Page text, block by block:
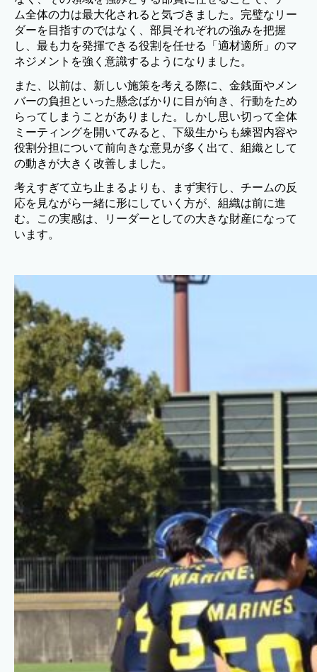
ム全体の力は最大化されると気づきました。完璧なリー
ダーを目指すのではなく、部員それぞれの強みを把握
し、最も力を発揮できる役割を任せる「適材適所」のマ
ネジメントを強く意識するようになりました。
また、以前は、新しい施策を考える際に、金銭面やメン
バーの負担といった懸念ばかりに目が向き、行動をため
らってしまうことがありました。しかし思い切って全体
ミーティングを開いてみると、下級生からも練習内容や
役割分担について前向きな意見が多く出て、組織として
の動きが大きく改善しました。
考えすぎて立ち止まるよりも、まず実行し、チームの反
応を見ながら一緒に形にしていく方が、組織は前に進
む。この実感は、リーダーとしての大きな財産になって
います。